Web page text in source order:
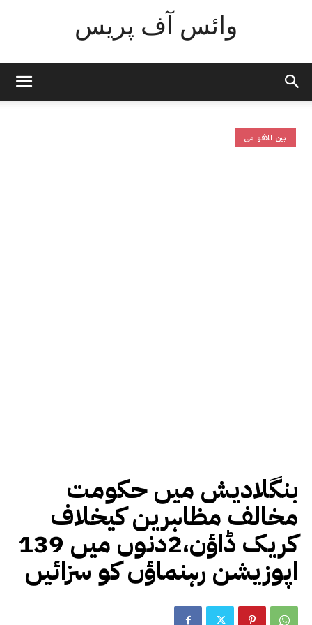
وائس آف پریس
بین الاقوامی
بنگلادیش میں حکومت
مخالف مظاہرین کیخلاف
کریک ڈاؤن،2دنوں میں 139
اپوزیشن رہنماؤں کو سزائیں